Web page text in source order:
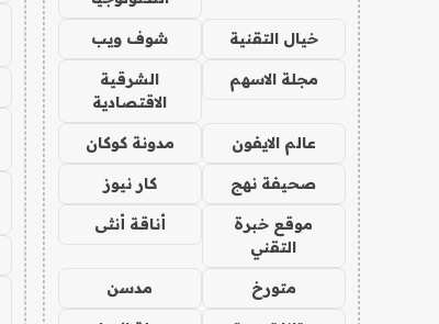
خيال التقنية شوف ويب
مجلة الاسهم
الشرقية
الاقتصادية
عالم الايفون مدونة كوكان
صحيفة نهج كار نيوز
موقع خبرة
التقني
أناقة أنثى
متورخ مدسن